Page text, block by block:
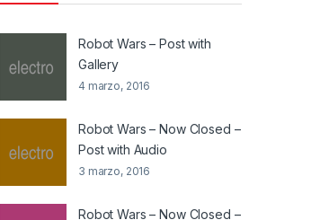
Robot Wars – Post with
Gallery
4 marzo, 2016
Robot Wars – Now Closed –
Post with Audio
3 marzo, 2016
Robot Wars – Now Closed –